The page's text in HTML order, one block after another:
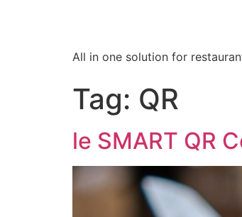
All in one solution for
Tag: QR
le SMART QR